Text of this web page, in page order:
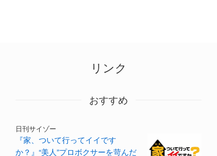
リンク
おすすめ
日刊サイゾー
『家、ついて行ってイイです
か？』“美人”プロボクサーを苛んだ